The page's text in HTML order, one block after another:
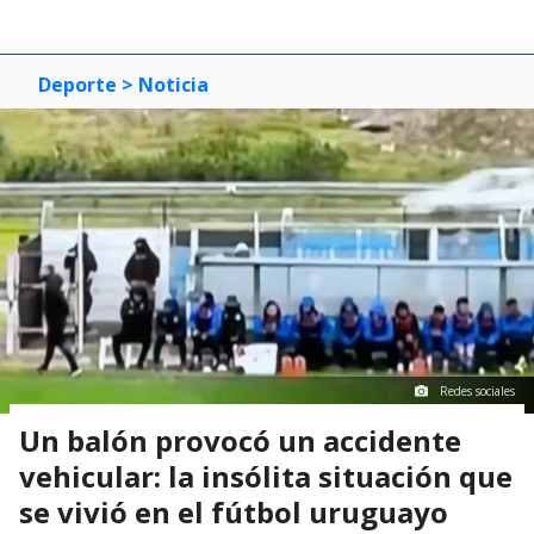
Deporte > Noticia
Redes sociales
Un balón provocó un accidente
vehicular: la insólita situación que
se vivió en el fútbol uruguayo